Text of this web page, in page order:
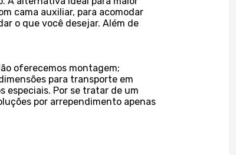
cama auxiliar, para acomodar
o que você desejar. Além de
oferecemos montagem;
para transporte em
especiais. Por se tratar de um
por arrependimento apenas